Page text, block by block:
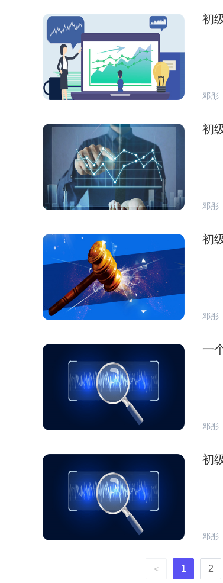
初
邓彤
初
邓彤
初
邓彤
一
邓彤
初
邓彤
< 1 2